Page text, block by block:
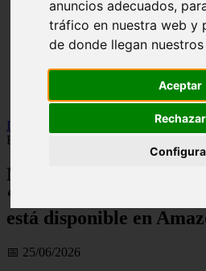
anuncios adecuados,
tráfico en nuestra web y
de donde llegan
Aceptar
Rechazar
hierro
magnesio
mejor
mujer
queso
tomar
Inicio
Nacho Perelló
Fitness’ en Barcelona y ya está
Nacho Perelló presenta
‘Capitanes del Fitness’
está disponible en
📅 25/06/2026